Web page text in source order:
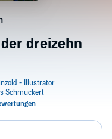
dreizehn